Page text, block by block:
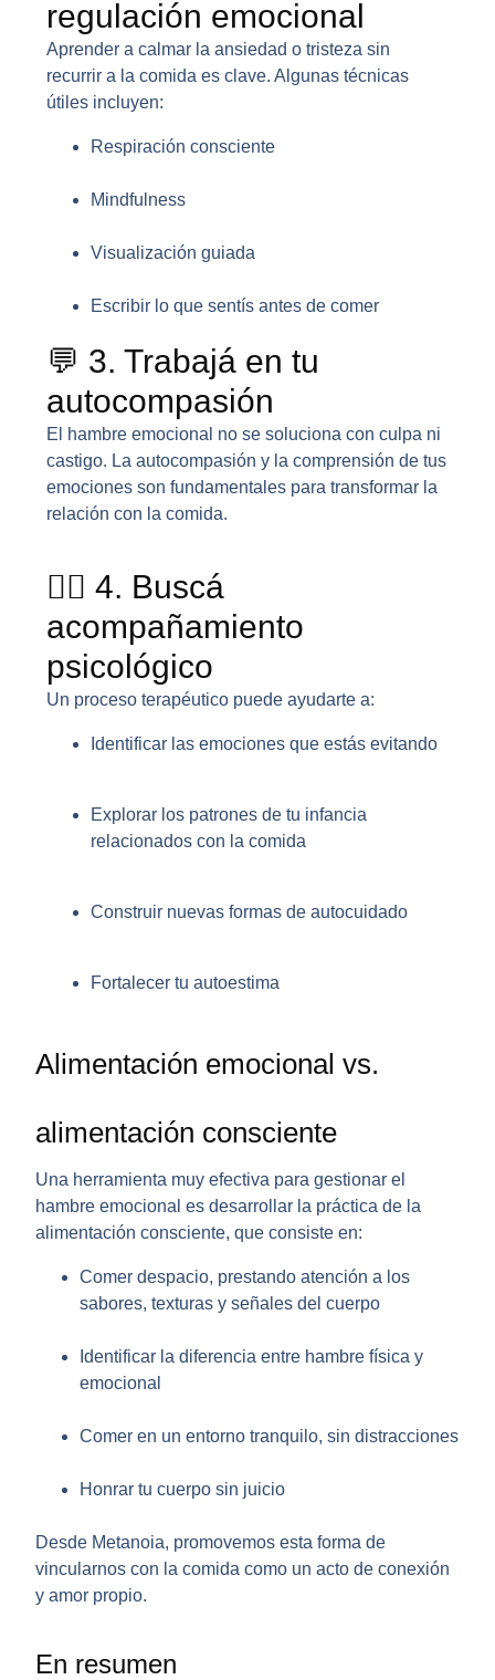
regulación emocional
Aprender a calmar la ansiedad o tristeza sin
recurrir a la comida es clave. Algunas técnicas
útiles incluyen:
Respiración consciente
Mindfulness
Visualización guiada
Escribir lo que sentís antes de comer
💬 3. Trabajá en tu
autocompasión
El hambre emocional no se soluciona con culpa ni
castigo. La autocompasión y la comprensión de tus
emociones son fundamentales para transformar la
relación con la comida.
🧑‍⚕️ 4. Buscá
acompañamiento
psicológico
Un proceso terapéutico puede ayudarte a:
Identificar las emociones que estás evitando
Explorar los patrones de tu infancia
relacionados con la comida
Construir nuevas formas de autocuidado
Fortalecer tu autoestima
Alimentación emocional vs.
alimentación consciente
Una herramienta muy efectiva para gestionar el
hambre emocional es desarrollar la práctica de la
alimentación consciente, que consiste en:
Comer despacio, prestando atención a los
sabores, texturas y señales del cuerpo
Identificar la diferencia entre hambre física y
emocional
Comer en un entorno tranquilo, sin distracciones
Honrar tu cuerpo sin juicio
Desde Metanoia, promovemos esta forma de
vincularnos con la comida como un acto de conexión
y amor propio.
En resumen